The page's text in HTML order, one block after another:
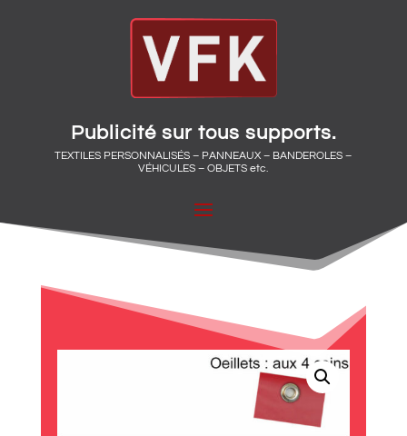
Publicité sur tous supports.
TEXTILES PERSONNALISÉS – PANNEAUX – BANDEROLES –
VÉHICULES – OBJETS etc.